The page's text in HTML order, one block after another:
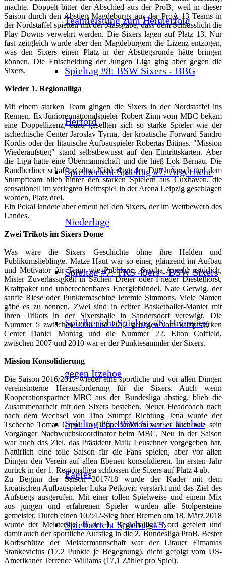
Teamleistung zum Heimerfolg
Spieltag #8: BSW Sixers - BBG
Herford
Spielbericht Spieltag #7: Ärgerliche
Niederlage
Spieltag #7: TKS 49ers - BSW Sixers
Spielbericht Spieltag #6: Heimsieg
gegen Itzehoe
Spieltag #6: BSW Sixers - Itzehoe
Eagles
Spielbericht Spieltag #5:
machte. Doppelt bitter der Abschied aus der ProB, weil in dieser
Saison durch den Abstieg Magdeburgs aus der ProA 13 Teams in
der Nordstaffel spielten mit der Massgabe, dass dem Schlusslicht die
Play-Downs verwehrt werden. Die Sixers lagen auf Platz 13. Nur
fast zeitgleich wurde aber den Magdeburgern die Lizenz entzogen,
was den Sixers einen Platz in der Abstiegsrunde hätte bringen
können. Die Entscheidung der Jungen Liga ging aber gegen die
Sixers.
Wieder 1. Regionalliga
Mit einem starken Team gingen die Sixers in der Nordstaffel ins
Rennen. Ex-Juniorennationalspieler Robert Zinn vom MBC bekam
eine Doppellizenz, dazu gesellten sich so starke Spieler wie der
tschechische Center Jaroslav Tyrna, der kroatische Forward Sandro
Kordis oder der litauische Aufbauspieler Robertas Bitinas. "Mission
Wiederaufstieg" stand selbstbewusst auf den Eintrittskarten. Aber
die Liga hatte eine Übermannschaft und die hieß Lok Bernau. Die
Randberliner schafften ohne Niederlage den Durchmarsch und dem
Stumpfteam blieb hinter den starken Spielern aus Cuxhaven, die
sensationell im verlegten Heimspiel in der Arena Leipzig geschlagen
worden, Platz drei.
Ein Pokal landete aber erneut bei den Sixers, der im Wettbewerb des
Landes.
Zwei Trikots im Sixers Dome
Was wäre die Sixers Geschichte ohne ihre Helden und
Publikumslieblinge. Matze Haut war so einer, glänzend im Aufbau
und Motivator für Team wie Publikum. Sascha Ansehl natürlich,
Mister Zuverlässigkeit in Sachen Dreier oder Frieder Diestelhorst,
Kraftpaket und unberechenbares Energiebündel. Nate Gerwig, der
sanfte Riese oder Punktemaschine Jeremie Simmons. Viele Namen
gäbe es zu nennen. Zwei sind in echter Basketballer-Manier mit
ihren Trikots in der Sixershalle in Sandersdorf verewigt. Die
Nummer 5 zwischen 2006 und 2012 getragen vom kampfstarken
Center Daniel Montag und die Nummer 22. Elton Coffield,
zwischen 2007 und 2010 war er der Punktesammler der Sixers.
Mission Konsolidierung
Die Saison 2016/2017 wieder eine sportliche und vor allen Dingen
vereinsinterne Herausforderung für die Sixers. Auch wenn
Kooperationspartner MBC aus der Bundesliga abstieg, blieb die
Zusammenarbeit mit den Sixers bestehen. Neuer Headcoach nach
nach dem Wechsel von Tino Stumpf Richtung Jena wurde der
Tscheche Tomas Grepl. In Doppelfunktion war er auch wie sein
Vorgänger Nachwuchskoordinator beim MBC. Neu in der Saison
war auch das Ziel, das Präsident Maik Leuschner vorgegeben hat.
Natürlich eine tolle Saison für die Fans spielen, aber vor allen
Dingen den Verein auf allen Ebenen konsolidieren. Im ersten Jahr
zurück in der 1. Regionalliga schlossen die Sixers auf Platz 4 ab.
Zu Beginn der Saison 2017/18 wurde der Kader mit dem
kroatischen Aufbauspieler Luka Petkovic verstärkt und das Ziel des
Aufstiegs ausgerufen. Mit einer tollen Spielweise und einem Mix
aus jungen und erfahrenen Spieler wurden alle Stolpersteine
gemeister. Durch einen 102:42-Sieg über Bremen am 18. März 2018
wurde der Meistertitel in der 1. Regionalliga Nord gefeiert und
damit auch der sportliche Aufstieg in die 2. Bundesliga ProB. Bester
Korbschütze der Meistermannschaft war der Litauer Eimantas
Stankevicius (17,2 Punkte je Begegnung), dicht gefolgt vom US-
Amerikaner Terrence Williams (17,1 Zähler pro Spiel).